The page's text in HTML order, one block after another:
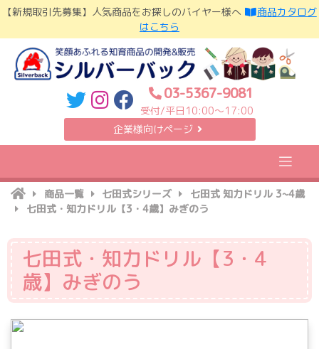
Skip
content
【新規取引先募集】人気商品をお探しのバイヤー様へ
商品カタログ
はこちら
03-5367-9081
受付/平日10:00〜17:00
企業様向けページ
商品一覧 七田式シリーズ
七田式 知力ドリル 3~4歳
七田式・知力ドリル【3・4歳】みぎのう
七田式・知力ドリル【3・4
歳】みぎのう